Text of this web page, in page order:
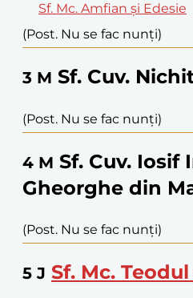
Sf. Mc. Amfian și Edesie
(Post. Nu se fac nunți)
3 M Sf. Cuv.
(Post. Nu se fac nunți)
4 M Sf. Cuv. Iosif
Gheorghe din
(Post. Nu se fac nunți)
5 J Sf. Mc.